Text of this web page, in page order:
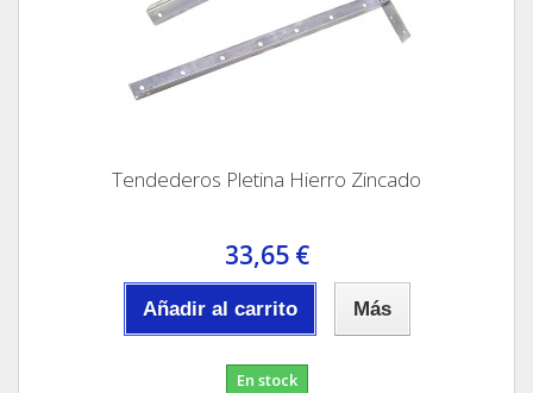
Tendederos Pletina Hierro Zincado
33,65 €
Añadir al carrito Más
En stock